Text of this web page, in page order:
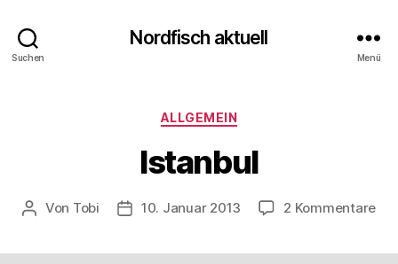
Suchen
Nordfisch aktuell
Menü
Kategorien
ALLGEMEIN
Istanbul
Beitragsautor
Von Tobi Beitragsdatum
10. Januar 2013 2 Kommentarezu